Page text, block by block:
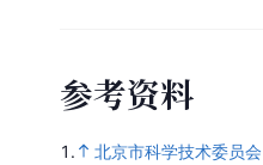
参考资料
1.
北京市科学技术委员